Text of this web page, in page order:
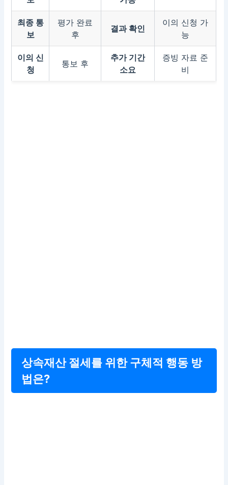
최종 통
보
평가 완료
후
결과 확인
이의 신청 가
능
이의 신
청
통보 후
추가 기간
소요
증빙 자료 준
비
상속재산 절세를 위한 구체적 행동 방
법은?